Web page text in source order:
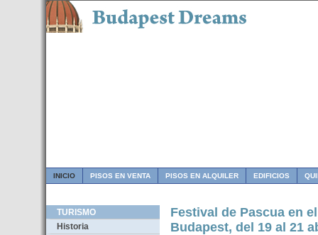
INICIO PISOS EN VENTA PISOS EN ALQUILER EDIFICIOS
TURISMO
Historia
Festival de Pascua en
Budapest, del 19 al 21